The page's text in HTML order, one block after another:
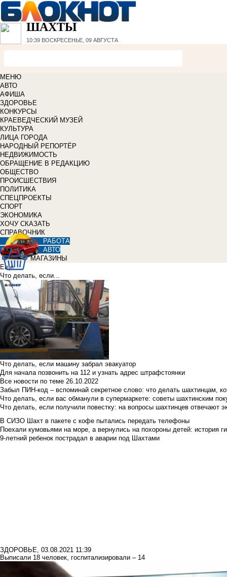
ШАХТЫ
10:39 ВОСКРЕСЕНЬЕ, 09 АВГУСТА
МЕНЮ
АВТО
АФИША
ЗДОРОВЬЕ
КОНКУРСЫ
КРАЕВЕДЧЕСКИЙ МУЗЕЙ
КУЛЬТУРА
ЛИЦА ГОРОДА
НАРОДНЫЙ РЕПОРТЁР
НЕДВИЖИМОСТЬ
ОБРАЩЕНИЕ В РЕДАКЦИЮ
ОБЩЕСТВО
ПРОИСШЕСТВИЯ
ПОЛИТИКА
СПЕЦПРОЕКТЫ
СПОРТ
ЭКОНОМИКА
ХОЧУ СКАЗАТЬ
СПРАВОЧНИК
РАБОТА
АВТО
МАГАЗИНЫ
Еще
Что делать, если...
Что делать, если машину забрал эвакуатор
Для начала позвонить на 112 и узнать адрес штрафстоянки
Все новости по теме 26.10.2022
Забыл ПИН-код – вспоминай секретное слово: что делать шахтинцам,
Что делать, если вас обманули в супермаркете: советы шахтинским
Что делать, если получили повестку: на вопросы шахтинцев отвечают
В СИЗО Шахт в пакете с кофе пытались передать телефоны
Поехали кумовьями на море, а вернулись на похороны детей: история
9-летний ребенок пострадал в аварии под Шахтами
ЗДОРОВЬЕ, 03.08.2021 11:39
Выписали 18 человек, госпитализировали – 14